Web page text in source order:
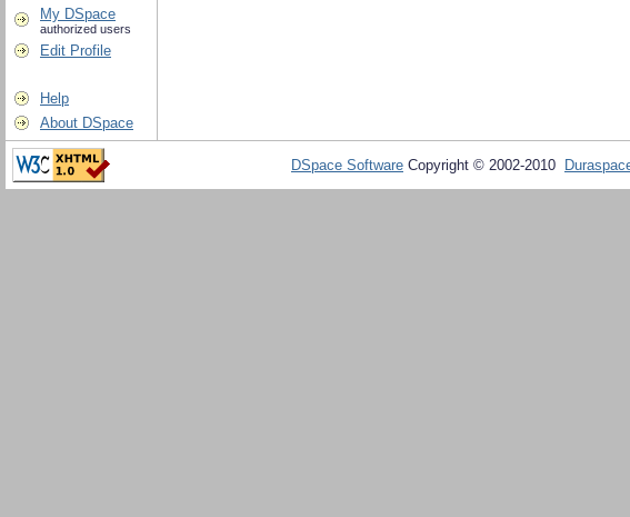
My DSpace
authorized users
Edit Profile
Help
About DSpace
DSpace Software Copyright © 2002-2010